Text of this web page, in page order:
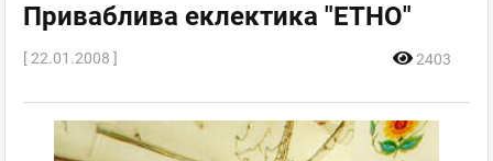
Приваблива еклектика "ЕТНО"
[ 22.01.2008 ] 2403